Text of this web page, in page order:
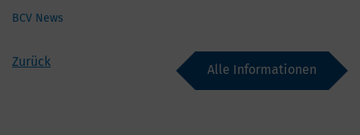
Alle Informationen
BCV News
Zurück